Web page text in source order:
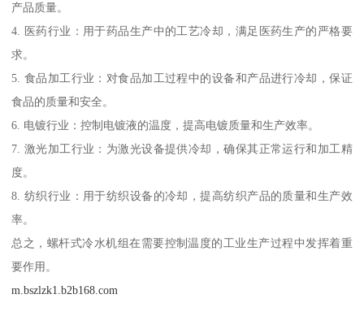
产品质量。
4. 医药行业：用于药品生产中的工艺冷却，满足医药生产的严格要
求。
5. 食品加工行业：对食品加工过程中的设备和产品进行冷却，保证
食品的质量和安全。
6. 电镀行业：控制电镀液的温度，提高电镀质量和生产效率。
7. 激光加工行业：为激光设备提供冷却，确保其正常运行和加工精
度。
8. 纺织行业：用于纺织设备的冷却，提高纺织产品的质量和生产效
率。
总之，螺杆式冷水机组在需要控制温度的工业生产过程中发挥着重
要作用。
m.bszlzk1.b2b168.com